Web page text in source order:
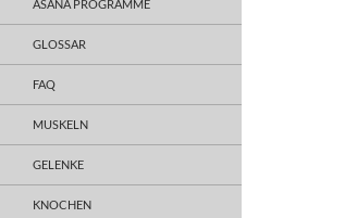
ASANA PROGRAMME
GLOSSAR
FAQ
MUSKELN
GELENKE
KNOCHEN